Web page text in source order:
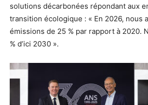
solutions décarbonées répondant aux
transition écologique : « En 2026, nous
émissions de 25 % par rapport à 2020.
% d’ici 2030 ».